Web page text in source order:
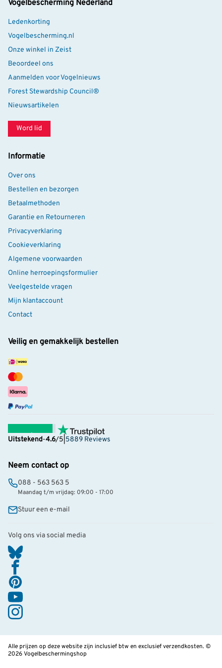
Vogelbescherming Nederland
Ledenkorting
Vogelbescherming.nl
Onze winkel in Zeist
Beoordeel ons
Aanmelden voor Vogelnieuws
Forest Stewardship Council®
Nieuwsartikelen
Word lid
Informatie
Over ons
Bestellen en bezorgen
Betaalmethoden
Garantie en Retourneren
Privacyverklaring
Cookieverklaring
Algemene voorwaarden
Online herroepingsformulier
Veelgestelde vragen
Mijn klantaccount
Contact
Veilig en gemakkelijk bestellen
Uitstekend-4.6/5 5889 Reviews
Neem contact op
088 - 563 563 5
Maandag t/m vrijdag: 09:00 - 17:00
Stuur een e-mail
Volg ons via social media
Alle prijzen op deze website zijn inclusief btw en exclusief verzendkosten. ©
2026 Vogelbeschermingshop